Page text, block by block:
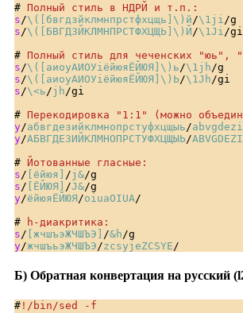
# Полный стиль в НДРЙ и т.п.:
s /\([бвгдзйклмнпрстфхцщь]\)й /\1ji
s /\([БВГДЗЙКЛМНПРСТФХЦЩЬ]\)Й /\1Ji /gi
# Полный стиль для чеченских
s /\([аиоуАИОУiёйюяЁЙЮЯ]\)ь /\1jh
s /\([аиоуАИОУiёйюяЁЙЮЯ]\)Ь/\1Jh
s /\<ь /jh /gi
# Перекодировка "1:1" (можно
y/абвгдезийклмнопрстуфхцщыь /
y/АБВГДЕЗИЙКЛМНОПРСТУФХЦЩЫЬ/
# Йотованные гласные:
s / [ёйюя] /j&
s / [ЁЙЮЯ] /J&
y/ёйюяЁЙЮЯ/oiuaOIUA /
# h-диакритика:
s / [жчшъэЖЧШЪЭ] /&h
y/жчшъьэЖЧШЪЭ /zcsyjeZCSYE
Б) Обратная конвертация на русский
# !/bin/sed -f